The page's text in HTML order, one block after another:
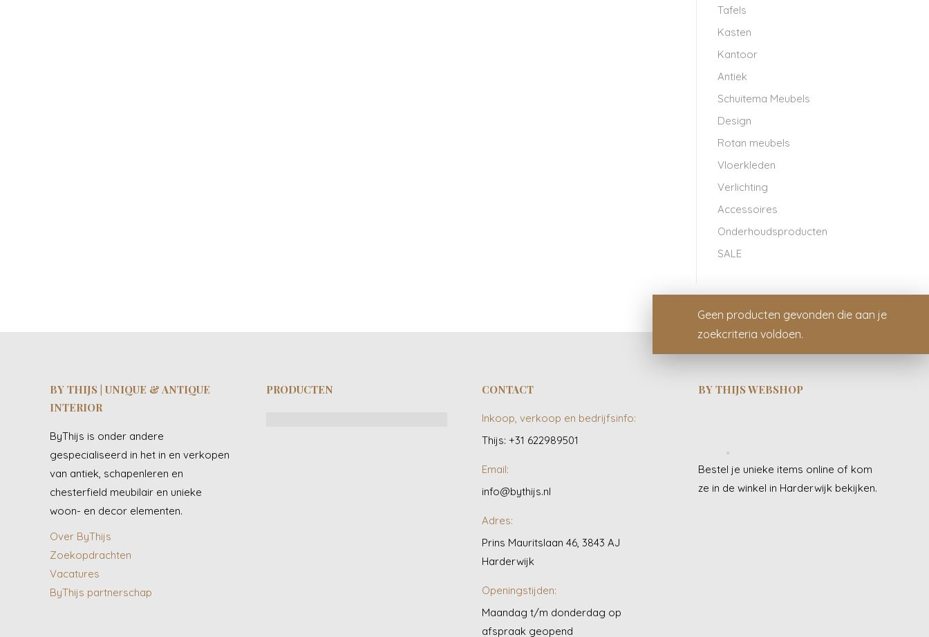
Geen producten gevonden die aan je
zoekcriteria voldoen.
Tafels
Kasten
Kantoor
Antiek
Schuitema Meubels
Design
Rotan meubels
Vloerkleden
Verlichting
Accessoires
Onderhoudsproducten
SALE
BY THIJS | UNIQUE & ANTIQUE
INTERIOR
ByThijs is onder andere
gespecialiseerd in het in en verkopen
van antiek, schapenleren en
chesterfield meubilair en unieke
woon- en decor elementen.
Over ByThijs
Zoekopdrachten
Vacatures
ByThijs partnerschap
PRODUCTEN CONTACT
Inkoop, verkoop en bedrijfsinfo:
Thijs: +31 622989501
Email:
info@bythijs.nl
Adres:
Prins Mauritslaan 46, 3843 AJ
Harderwijk
Openingstijden:
Maandag t/m donderdag op
afspraak geopend
BY THIJS WEBSHOP
Bestel je unieke items online of kom
ze in de winkel in Harderwijk bekijken.